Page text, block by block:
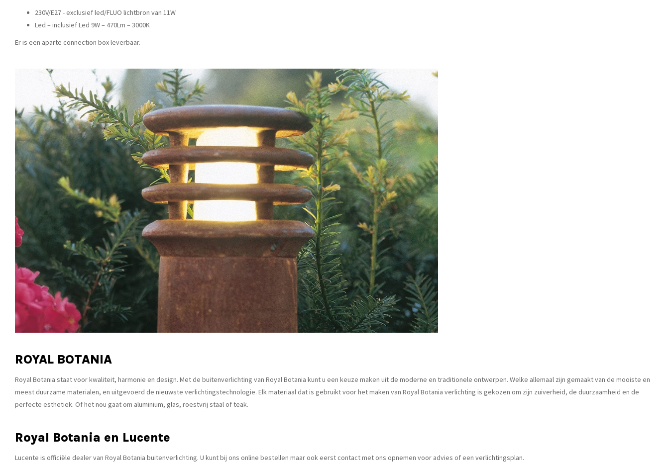
230V/E27 - exclusief led/FLUO lichtbron van 11W
Led – inclusief Led 9W – 470Lm – 3000K
Er is een aparte connection box leverbaar.
ROYAL BOTANIA
Royal Botania staat voor kwaliteit, harmonie en design. Met de buitenverlichting van Royal Botania kunt u een keuze maken uit de moderne en traditionele ontwerpen. Welke allemaal zijn gemaakt van de mooiste en
meest duurzame materialen, en uitgevoerd de nieuwste verlichtingstechnologie. Elk materiaal dat is gebruikt voor het maken van Royal Botania verlichting is gekozen om zijn zuiverheid, de duurzaamheid en de
perfecte esthetiek. Of het nou gaat om aluminium, glas, roestvrij staal of teak.
Royal Botania en Lucente
Lucente is officiële dealer van Royal Botania buitenverlichting. U kunt bij ons online bestellen maar ook eerst contact met ons opnemen voor advies of een verlichtingsplan.